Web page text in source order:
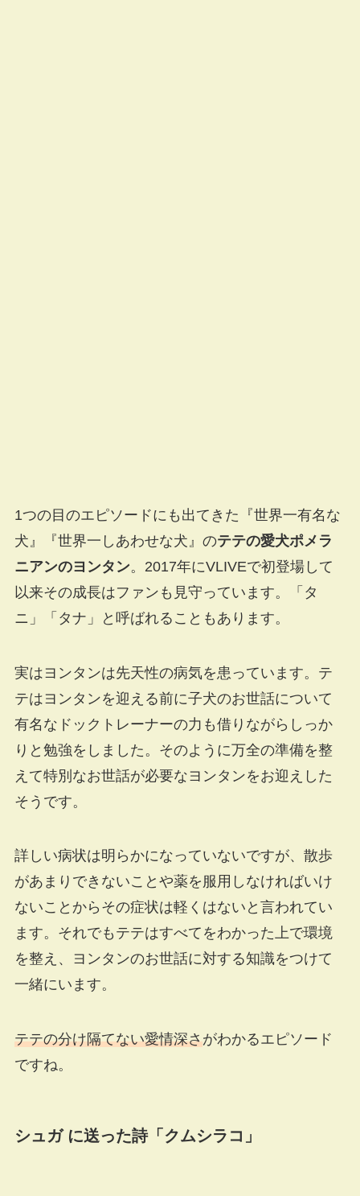
1つの目のエピソードにも出てきた『世界一有名な
犬』『世界一しあわせな犬』のテテの愛犬ポメラ
ニアンのヨンタン。2017年にVLIVEで初登場して
以来その成長はファンも見守っています。「タ
ニ」「タナ」と呼ばれることもあります。
実はヨンタンは先天性の病気を患っています。テ
テはヨンタンを迎える前に子犬のお世話について
有名なドックトレーナーの力も借りながらしっか
りと勉強をしました。そのように万全の準備を整
えて特別なお世話が必要なヨンタンをお迎えした
そうです。
詳しい病状は明らかになっていないですが、散歩
があまりできないことや薬を服用しなければいけ
ないことからその症状は軽くはないと言われてい
ます。それでもテテはすべてをわかった上で環境
を整え、ヨンタンのお世話に対する知識をつけて
一緒にいます。
テテの分け隔てない愛情深さがわかるエピソード
ですね。
シュガ に送った詩「クムシラコ」